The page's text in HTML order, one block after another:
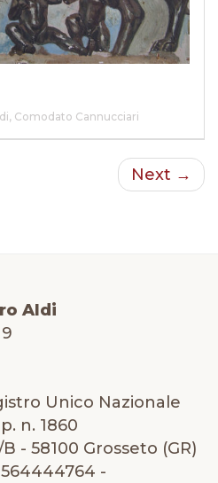
, Comodato Cannucciari
Next →
Aldi
Unico Nazionale
n. 1860
- 58100 Grosseto (GR)
-